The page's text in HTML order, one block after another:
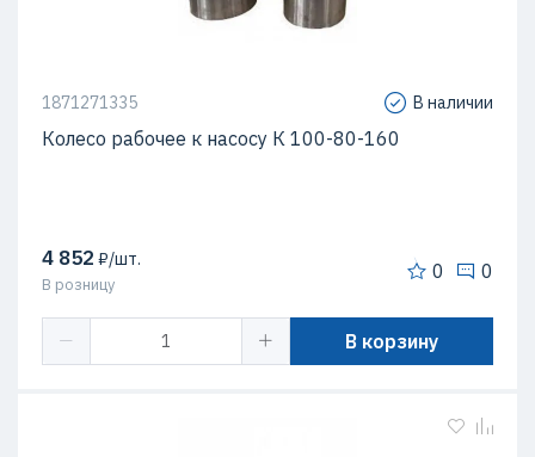
1871271335 В наличии
Колесо рабочее к насосу К 100-80-160
4 852 ₽/шт.
В розницу
0 0
В корзину